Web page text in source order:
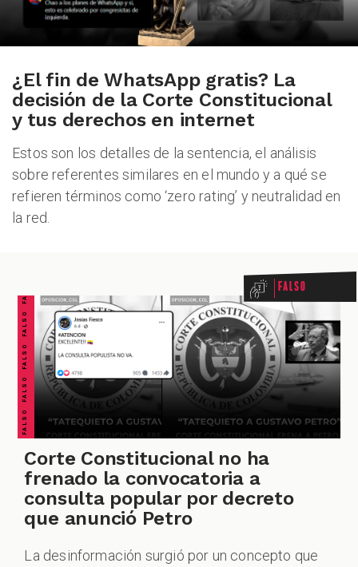
¿El fin de WhatsApp gratis? La
decisión de la Corte Constitucional
y tus derechos en internet
Estos son los detalles de la sentencia, el análisis
sobre referentes similares en el mundo y a qué se
refieren términos como ‘zero rating’ y neutralidad en
la red.
FALSO FALSO FALSO FALSO FALSO FALSO FALSO Falso
Corte Constitucional no ha
frenado la convocatoria a
consulta popular por decreto
que anunció Petro
La desinformación surgió por un concepto que